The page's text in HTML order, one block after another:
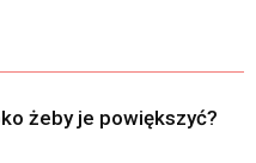
żeby je powiększyć?